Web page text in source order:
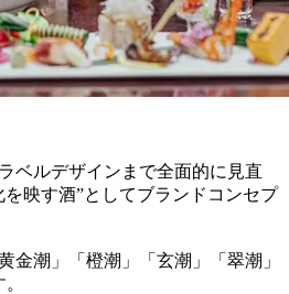
ベルデザインまで全面的に見直
を映す酒”としてブランドコンセプ
金潮」「橙潮」「玄潮」「翠潮」